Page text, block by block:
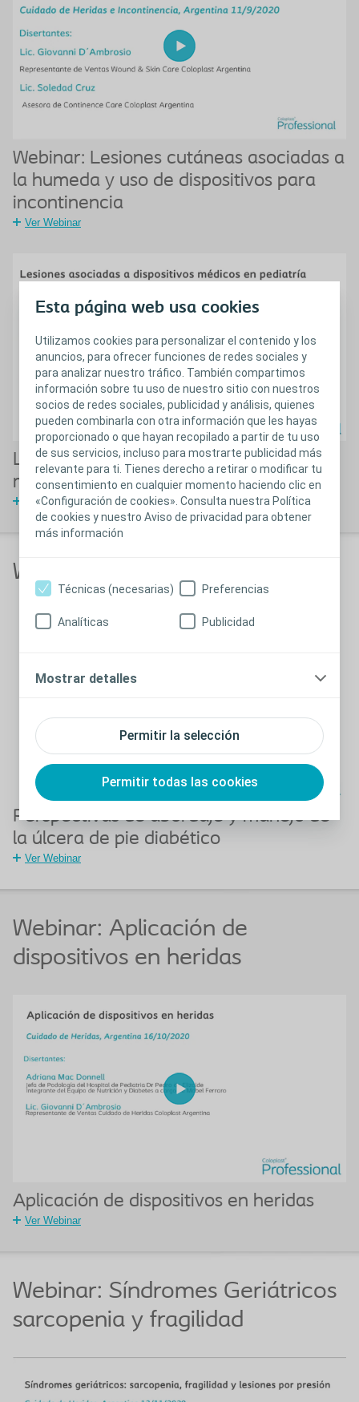
Esta página web usa cookies
Utilizamos cookies para personalizar el contenido y los
anuncios, para ofrecer funciones de redes sociales y
para analizar nuestro tráfico. También compartimos
información sobre tu uso de nuestro sitio con nuestros
socios de redes sociales, publicidad y análisis, quienes
pueden combinarla con otra información que les hayas
proporcionado o que hayan recopilado a partir de tu uso
de sus servicios, incluso para mostrarte publicidad más
relevante para ti. Tienes derecho a retirar o modificar tu
consentimiento en cualquier momento haciendo clic en
«Configuración de cookies». Consulta nuestra Política
de cookies y nuestro Aviso de privacidad para obtener
más información
Permitir la selección
Permitir todas las cookies
Técnicas (necesarias) Preferencias
Analíticas Publicidad
Mostrar detalles
Webinar: Lesiones cutáneas asociadas a
la humeda y uso de dispositivos para
incontinencia
Ver Webinar
Lesiones asociadas a dispositivos
médicos en pediatría
Ver Webinar
Webinar: AIACH
Perspectivas de abordaje y manejo de
la úlcera de pie diabético
Ver Webinar
Webinar: Aplicación de
dispositivos en heridas
Aplicación de dispositivos en heridas
Ver Webinar
Webinar: Síndromes Geriátricos
sarcopenia y fragilidad